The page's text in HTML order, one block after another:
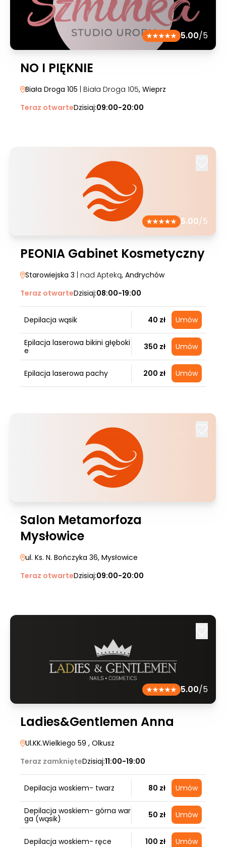
5.00/5
NO I PIĘKNIE
Biała Droga 105 | Biała Droga 105, Wieprz
Teraz otwarteDzisiaj:09:00-20:00
5.00/5
PEONIA Gabinet Kosmetyczny
Starowiejska 3 | nad Apteką, Andrychów
Teraz otwarteDzisiaj:08:00-19:00
Depilacja wąsik 40 zł Umów
Epilacja laserowa bikini głęboki
e
350 zł Umów
Epilacja laserowa pachy 200 zł Umów
Salon Metamorfoza
Mysłowice
ul. Ks. N. Bończyka 36, Mysłowice
Teraz otwarteDzisiaj:09:00-20:00
5.00/5
Ladies&Gentlemen Anna
Ul.KK.Wielkiego 59 , Olkusz
Teraz zamknięteDzisiaj:11:00-19:00
Depilacja woskiem- twarz 80 zł Umów
Depilacja woskiem- górna war
ga (wąsik)
50 zł Umów
Depilacja woskiem- ręce 100 zł Umów